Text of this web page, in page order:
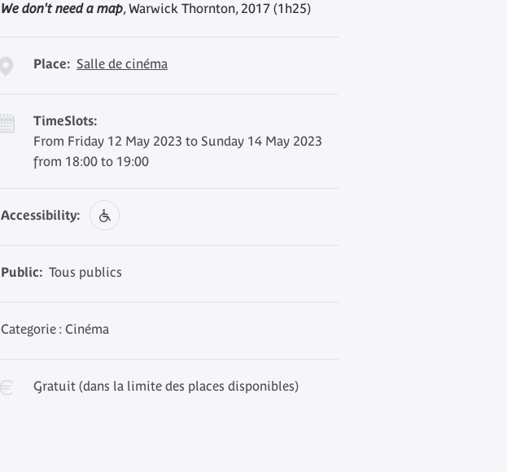
We don't need a map, Warwick Thornton, 2017 (1h25)
Place: Salle de cinéma
TimeSlots:
From Friday 12 May 2023 to Sunday 14 May 2023
from 18:00 to 19:00
Accessibility:
Public: Tous publics
Categorie : Cinéma
Gratuit (dans la limite des places disponibles)